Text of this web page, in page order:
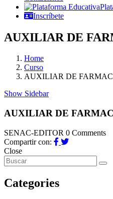
Inscríbete
AUXILIAR DE
Home
Curso
AUXILIAR DE
Show Sidebar
AUXILIAR DE
SENAC-EDITOR 0 Comments
Compartir con:
Close
Categories